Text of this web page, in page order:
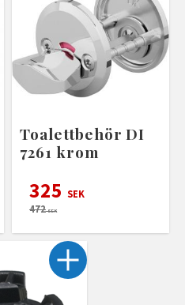
Toalettbehör DI
7261 krom
325 SEK
472SEK